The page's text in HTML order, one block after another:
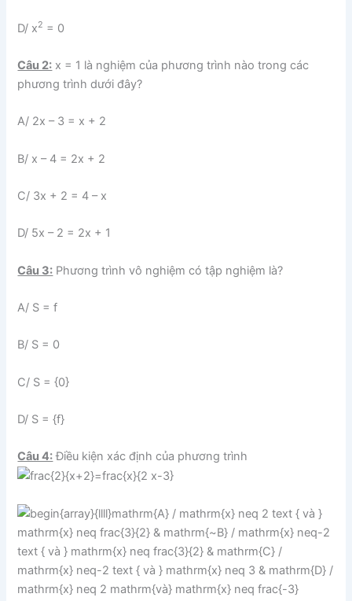
D/ x2 = 0
Câu 2: x = 1 là nghiệm của phương trình nào trong các
phương trình dưới đây?
A/ 2x – 3 = x + 2
B/ x – 4 = 2x + 2
C/ 3x + 2 = 4 – x
D/ 5x – 2 = 2x + 1
Câu 3: Phương trình vô nghiệm có tập nghiệm là?
A/ S = f
B/ S = 0
C/ S = {0}
D/ S = {f}
Câu 4:Điều kiện xác định của phương trình